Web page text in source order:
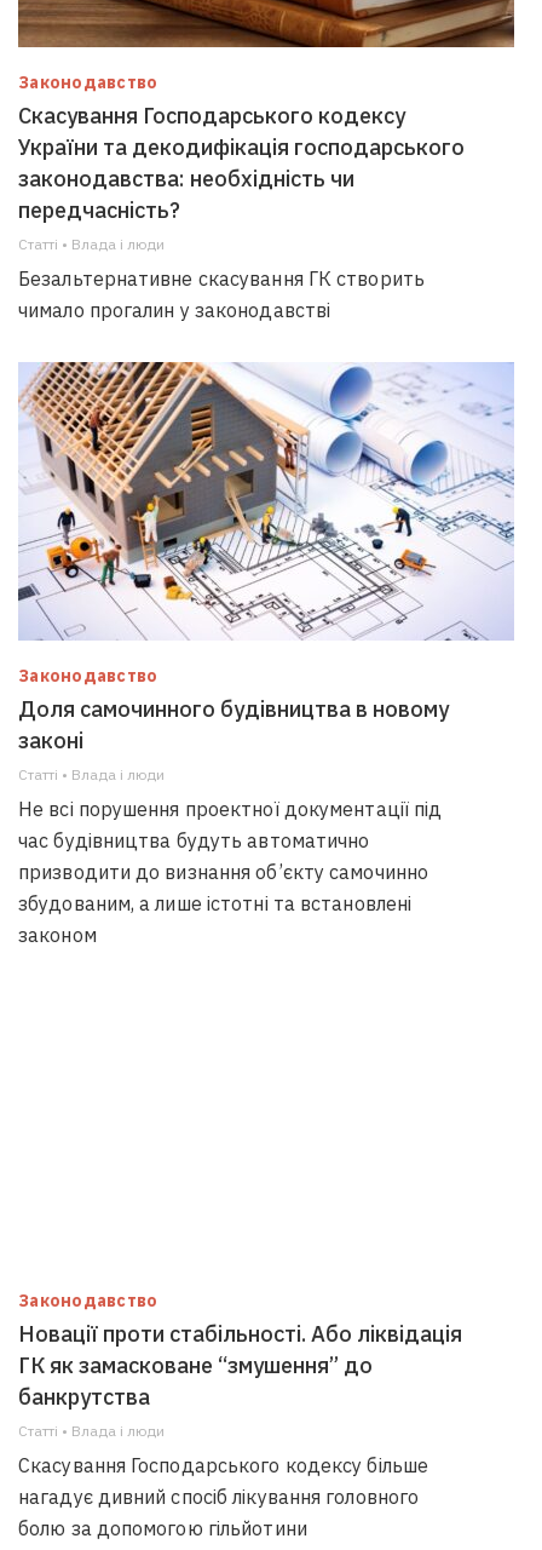
Законодавство
Скасування Господарського кодексу
України та декодифікація господарського
законодавства: необхідність чи
передчасність?
Статті • Влада i люди
Безальтернативне скасування ГК створить
чимало прогалин у законодавстві
Законодавство
Доля самочинного будівництва в новому
законі
Статті • Влада i люди
Не всі порушення проектної документації під
час будівництва будуть автоматично
призводити до визнання об’єкту самочинно
збудованим, а лише істотні та встановлені
законом
Законодавство
Новації проти стабільності. Або ліквідація
ГК як замасковане “змушення” до
банкрутства
Статті • Влада i люди
Скасування Господарського кодексу більше
нагадує дивний спосіб лікування головного
болю за допомогою гільйотини